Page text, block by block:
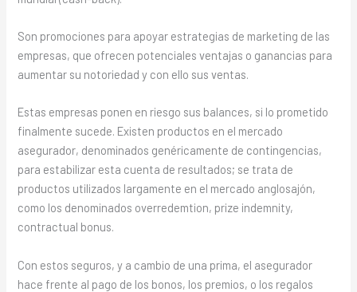
Son promociones para apoyar estrategias de marketing de las
empresas, que ofrecen potenciales ventajas o ganancias para
aumentar su notoriedad y con ello sus ventas.
Estas empresas ponen en riesgo sus balances, si lo prometido
finalmente sucede. Existen productos en el mercado
asegurador, denominados genéricamente de contingencias,
para estabilizar esta cuenta de resultados; se trata de
productos utilizados largamente en el mercado anglosajón,
como los denominados overredemtion, prize indemnity,
contractual bonus.
Con estos seguros, y a cambio de una prima, el asegurador
hace frente al pago de los bonos, los premios, o los regalos